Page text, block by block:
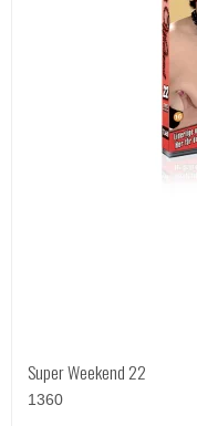
Super Weekend 22
1360